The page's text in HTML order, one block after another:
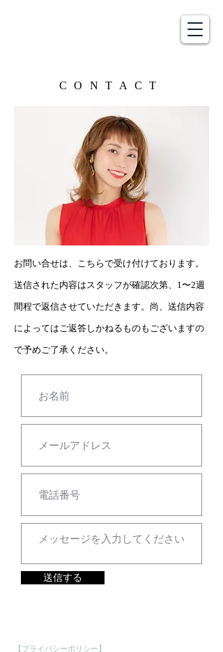
CONTACT
お問い合せは、こちらで受け付けております。
送信された内容はスタッフが確認次第、1〜2週
間程で返信させていただきます。尚、送信内容
によってはご返答しかねるものもございますの
で予めご了承ください。
送信する
【プライバシーポリシー】